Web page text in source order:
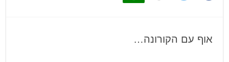
אוף עם הקורונה…